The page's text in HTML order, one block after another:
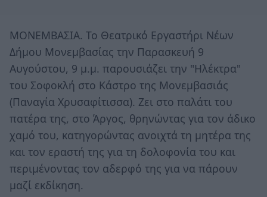
ΜΟΝΕΜΒΑΣΙΑ. Το Θεατρικό Εργαστήρι Νέων
Δήμου Μονεμβασίας την Παρασκευή 9
Αυγούστου, 9 μ.μ. παρουσιάζει την "Ηλέκτρα"
του Σοφοκλή στο Κάστρο της Μονεμβασιάς
(Παναγία Χρυσαφίτισσα). Ζει στο παλάτι του
πατέρα της, στο Άργος, θρηνώντας για τον άδικο
χαμό του, κατηγορώντας ανοιχτά τη μητέρα της
και τον εραστή της για τη δολοφονία του και
περιμένοντας τον αδερφό της για να πάρουν
μαζί εκδίκηση.